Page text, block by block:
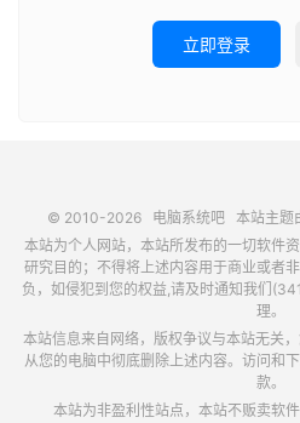
立即登录
© 2010-2026 电脑系统吧本站主题
本站为个人网站，本站所发布的一切软件
研究目的；不得将上述内容用于商业或者
负，如侵犯到您的权益,请及时通知我们
理。
本站信息来自网络，版权争议与本站无关
从您的电脑中彻底删除上述内容。访问和
款。
本站为非盈利性站点，本站不贩卖软